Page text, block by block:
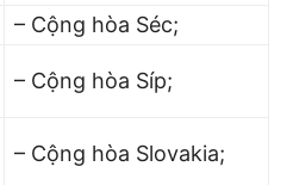
– Cộng hòa Séc;
– Cộng hòa Síp;
– Cộng hòa Slovakia;